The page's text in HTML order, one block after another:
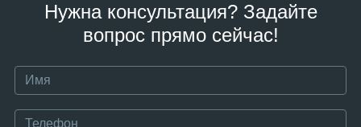
Нужна консультация? Задайте
вопрос прямо сейчас!